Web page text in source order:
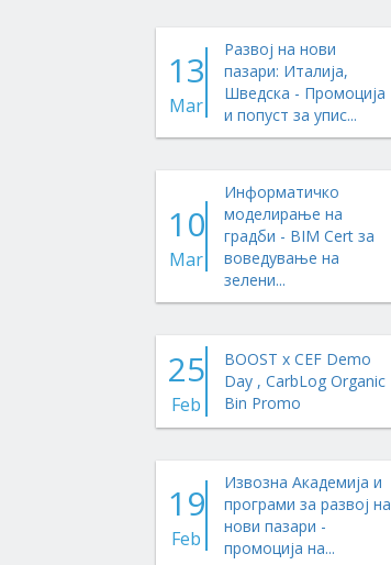
13
Mar
Развој на нови
пазари: Италија,
Шведска - Промоција
и попуст за упис...
10
Mar
Информатичко
моделирање на
градби - BIM Cert за
воведување на
зелени...
25
Feb
BOOST x CEF Demo
Day , CarbLog Organic
Bin Promo
19
Feb
Извозна Академија и
програми за развој на
нови пазари -
промоција на...